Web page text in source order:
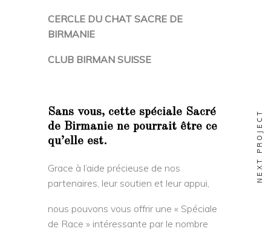
CERCLE DU CHAT SACRE DE
BIRMANIE
CLUB BIRMAN SUISSE
Sans vous, cette spéciale Sacré
de Birmanie ne pourrait être ce
qu’elle est.
Grace à l’aide précieuse de nos
partenaires, leur soutien et leur appui,
nous pouvons vous offrir une « Spéciale
de Race » intéressante par le nombre
NEXT PROJECT